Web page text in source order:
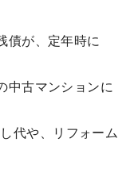
債が、定年時に
中古マンションに
代や、リフォーム